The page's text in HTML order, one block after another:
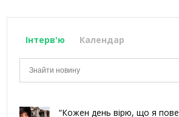
Інтерв'ю Календар
“Кожен день вірю, що я